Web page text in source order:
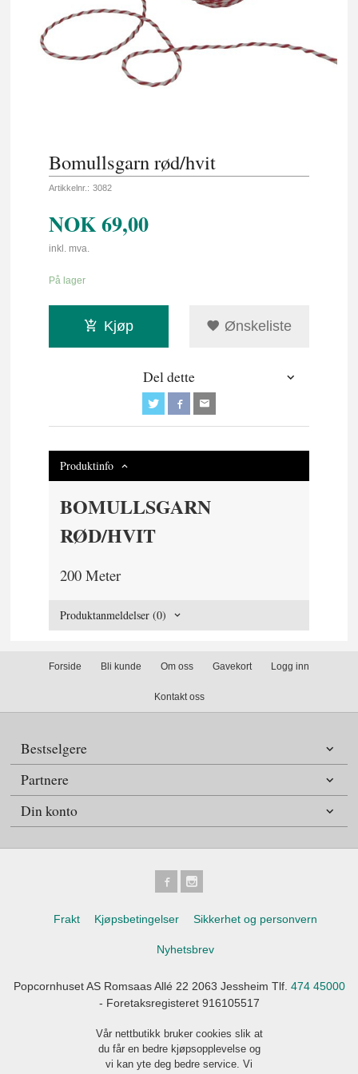
Bomullsgarn rød/hvit
Artikkelnr.: 3082
NOK69,00
inkl. mva.
På lager
Kjøp Ønskeliste
Del dette
Produktinfo
BOMULLSGARN
RØD/HVIT
200 Meter
Produktanmeldelser (0)
Forside Bli kunde Om oss Gavekort Logg inn
Kontakt oss
Bestselgere
Partnere
Din konto
Frakt Kjøpsbetingelser Sikkerhet og personvern
Nyhetsbrev
Popcornhuset AS Romsaas Allé 22 2063 Jessheim Tlf. 474 45000
- Foretaksregisteret 916105517
Vår nettbutikk bruker cookies slik at
du får en bedre kjøpsopplevelse og
vi kan yte deg bedre service. Vi